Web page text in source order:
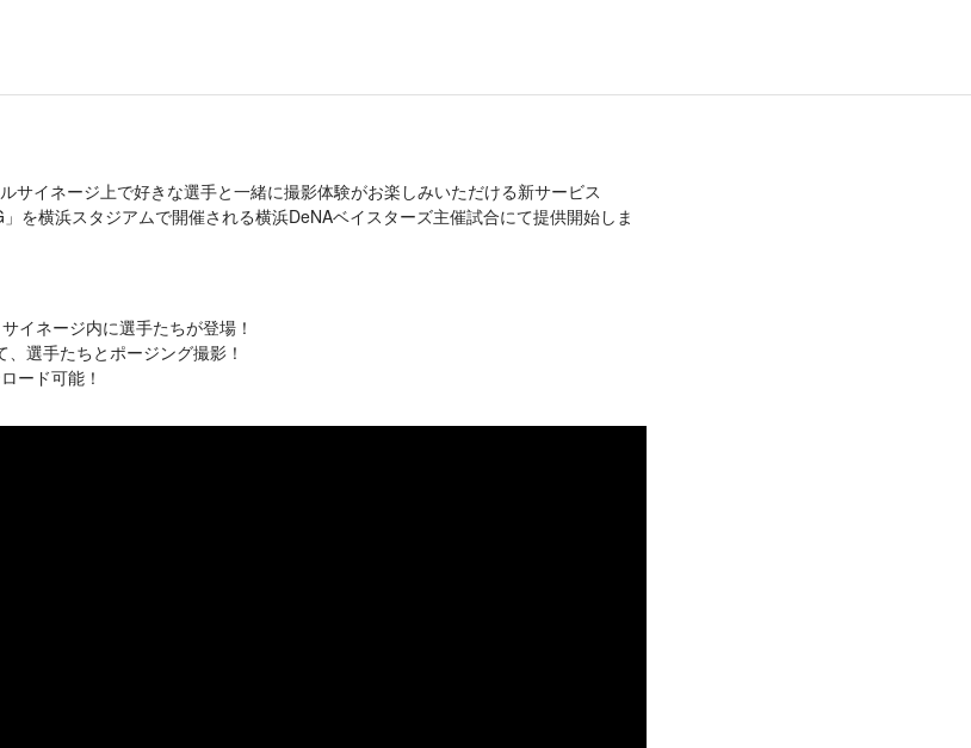
サイネージ上で好きな選手と一緒に撮影体験がお楽しみいただける新サービス
を横浜スタジアムで開催される横浜DeNAベイスターズ主催試合にて提供開始しま
イネージ内に選手たちが登場！
選手たちとポージング撮影！
ード可能！